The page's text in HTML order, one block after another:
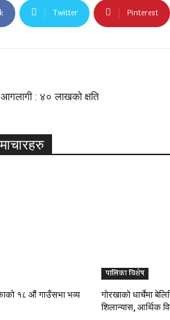
Twitter Pinterest
आगलागी : ४० लाखको क्षति
१८ औं गाउँसभा भव्य
पालिका विशेष
गोरखाको धार्चेमा
शिलान्यास, आर्थिक